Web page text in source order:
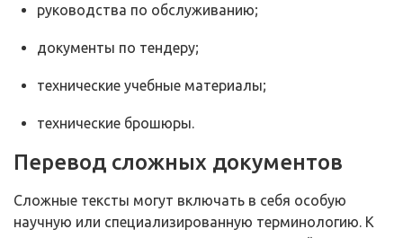
руководства по обслуживанию;
документы по тендеру;
технические учебные материалы;
технические брошюры.
Перевод сложных документов
Сложные тексты могут включать в себя особую
научную или специализированную терминологию. К